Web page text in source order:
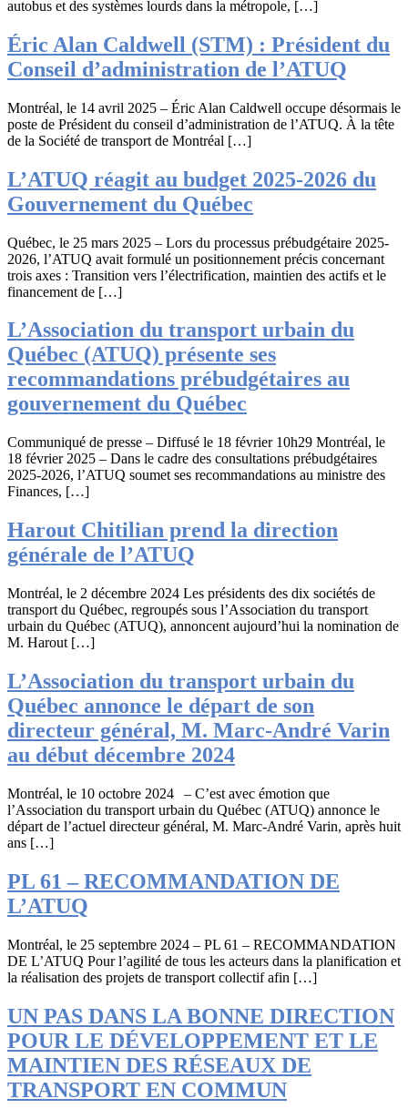
autobus et des systèmes lourds dans la métropole, […]
Éric Alan Caldwell (STM) : Président du
Conseil d’administration de l’ATUQ
Montréal, le 14 avril 2025 – Éric Alan Caldwell occupe désormais le
poste de Président du conseil d’administration de l’ATUQ. À la tête
de la Société de transport de Montréal […]
L’ATUQ réagit au budget 2025-2026 du
Gouvernement du Québec
Québec, le 25 mars 2025 – Lors du processus prébudgétaire 2025-
2026, l’ATUQ avait formulé un positionnement précis concernant
trois axes : Transition vers l’électrification, maintien des actifs et le
financement de […]
L’Association du transport urbain du
Québec (ATUQ) présente ses
recommandations prébudgétaires au
gouvernement du Québec
Communiqué de presse – Diffusé le 18 février 10h29 Montréal, le
18 février 2025 – Dans le cadre des consultations prébudgétaires
2025-2026, l’ATUQ soumet ses recommandations au ministre des
Finances, […]
Harout Chitilian prend la direction
générale de l’ATUQ
Montréal, le 2 décembre 2024 Les présidents des dix sociétés de
transport du Québec, regroupés sous l’Association du transport
urbain du Québec (ATUQ), annoncent aujourd’hui la nomination de
M. Harout […]
L’Association du transport urbain du
Québec annonce le départ de son
directeur général, M. Marc-André Varin
au début décembre 2024
Montréal, le 10 octobre 2024 – C’est avec émotion que
l’Association du transport urbain du Québec (ATUQ) annonce le
départ de l’actuel directeur général, M. Marc-André Varin, après huit
ans […]
PL 61 – RECOMMANDATION DE
L’ATUQ
Montréal, le 25 septembre 2024 – PL 61 – RECOMMANDATION
DE L’ATUQ Pour l’agilité de tous les acteurs dans la planification et
la réalisation des projets de transport collectif afin […]
UN PAS DANS LA BONNE DIRECTION
POUR LE DÉVELOPPEMENT ET LE
MAINTIEN DES RÉSEAUX DE
TRANSPORT EN COMMUN